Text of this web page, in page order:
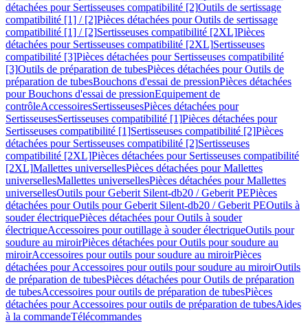
détachées pour Sertisseuses compatibilité [2]Outils de sertissage
compatibilité [1] / [2]Pièces détachées pour Outils de sertissage
compatibilité [1] / [2]Sertisseuses compatibilité [2XL]Pièces
détachées pour Sertisseuses compatibilité [2XL]Sertisseuses
compatibilité [3]Pièces détachées pour Sertisseuses compatibilité
[3]Outils de préparation de tubesPièces détachées pour Outils de
préparation de tubesBouchons d'essai de pressionPièces détachées
pour Bouchons d'essai de pressionEquipement de
contrôleAccessoiresSertisseusesPièces détachées pour
SertisseusesSertisseuses compatibilité [1]Pièces détachées pour
Sertisseuses compatibilité [1]Sertisseuses compatibilité [2]Pièces
détachées pour Sertisseuses compatibilité [2]Sertisseuses
compatibilité [2XL]Pièces détachées pour Sertisseuses compatibilité
[2XL]Mallettes universellesPièces détachées pour Mallettes
universellesMallettes universellesPièces détachées pour Mallettes
universellesOutils pour Geberit Silent-db20 / Geberit PEPièces
détachées pour Outils pour Geberit Silent-db20 / Geberit PEOutils à
souder électriquePièces détachées pour Outils à souder
électriqueAccessoires pour outillage à souder électriqueOutils pour
soudure au miroirPièces détachées pour Outils pour soudure au
miroirAccessoires pour outils pour soudure au miroirPièces
détachées pour Accessoires pour outils pour soudure au miroirOutils
de préparation de tubesPièces détachées pour Outils de préparation
de tubesAccessoires pour outils de préparation de tubesPièces
détachées pour Accessoires pour outils de préparation de tubesAides
à la commandeTélécommandes